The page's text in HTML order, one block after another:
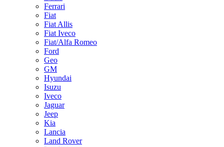
Ferrari
Fiat
Fiat Allis
Fiat Iveco
Fiat/Alfa Romeo
Ford
Geo
GM
Hyundai
Isuzu
Iveco
Jaguar
Jeep
Kia
Lancia
Land Rover